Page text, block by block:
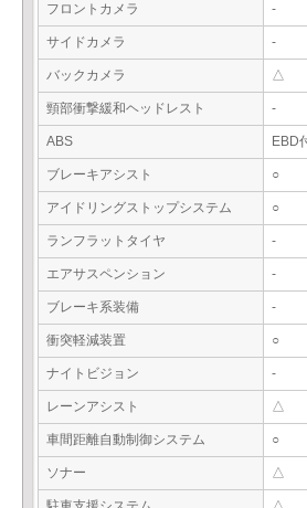
フロントカメラ -
サイドカメラ -
バックカメラ △
頸部衝撃緩和ヘッドレスト -
ABS EBD
ブレーキアシスト ○
アイドリングストップシステム ○
ランフラットタイヤ -
エアサスペンション -
ブレーキ系装備 -
衝突軽減装置 ○
ナイトビジョン -
レーンアシスト △
車間距離自動制御システム ○
ソナー △